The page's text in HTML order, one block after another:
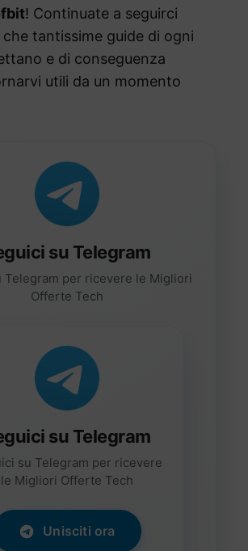
! Continuate a seguirci
tantissime guide di ogni
e di conseguenza
utili da un momento
su Telegram
Telegram per ricevere le Migliori
Offerte Tech
su Telegram
su Telegram per ricevere
le Migliori Offerte Tech
Unisciti ora